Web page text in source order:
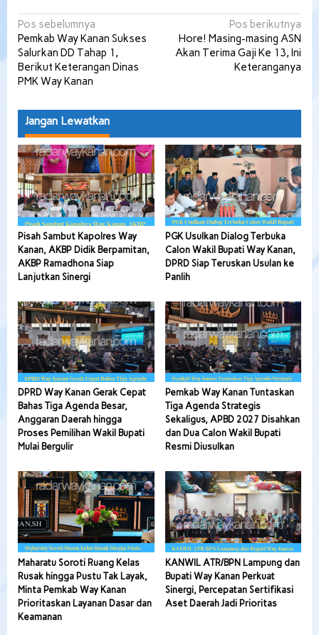
Navigasi
pos
Pos sebelumnya
Pemkab Way Kanan Sukses
Salurkan DD Tahap 1,
Berikut Keterangan Dinas
PMK Way Kanan
Pos berikutnya
Hore! Masing-masing ASN
Akan Terima Gaji Ke 13, Ini
Keteranganya
Jangan Lewatkan
Pisah Sambut Kapolres Way
Kanan, AKBP Didik Berpamitan,
AKBP Ramadhona Siap
Lanjutkan Sinergi
PGK Usulkan Dialog Terbuka
Calon Wakil Bupati Way Kanan,
DPRD Siap Teruskan Usulan ke
Panlih
DPRD Way Kanan Gerak Cepat
Bahas Tiga Agenda Besar,
Anggaran Daerah hingga
Proses Pemilihan Wakil Bupati
Mulai Bergulir
Pemkab Way Kanan Tuntaskan
Tiga Agenda Strategis
Sekaligus, APBD 2027 Disahkan
dan Dua Calon Wakil Bupati
Resmi Diusulkan
Maharatu Soroti Ruang Kelas
Rusak hingga Pustu Tak Layak,
Minta Pemkab Way Kanan
Prioritaskan Layanan Dasar dan
Keamanan
KANWIL ATR/BPN Lampung dan
Bupati Way Kanan Perkuat
Sinergi, Percepatan Sertifikasi
Aset Daerah Jadi Prioritas